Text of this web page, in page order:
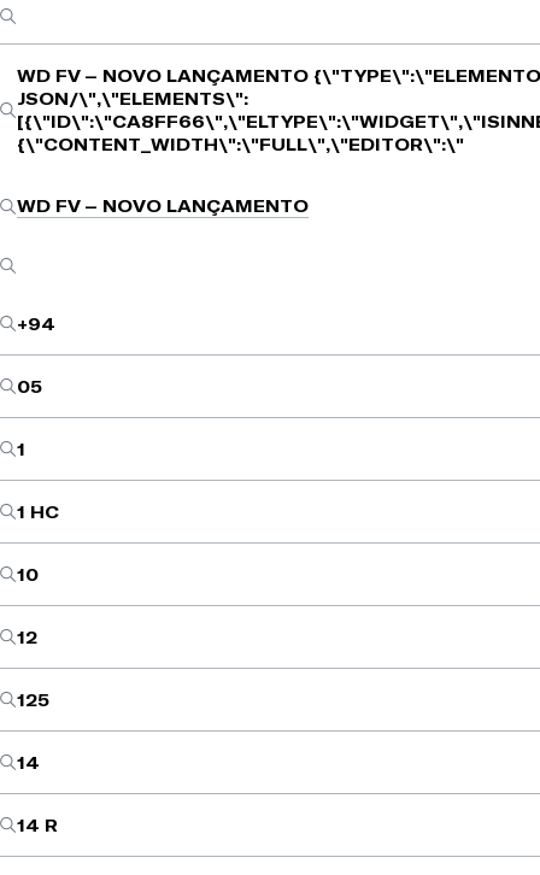
WD FV – NOVO LANÇAMENTO
JSON/\",\"ELEMENTS\":
{\"CONTENT_WIDTH\":\"FULL\",\"EDITOR\":\"
WD FV – NOVO LANÇAMENTO
+94
05
1
1 HC
10
12
125
14
14 R